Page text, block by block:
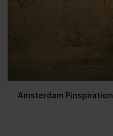
Amsterdam Pinspiration